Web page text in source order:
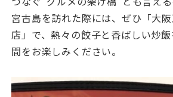
宮古島を訪れた際には、ぜひ「大
店」で、熱々の餃子と香ばしい炒
間をお楽しみください。